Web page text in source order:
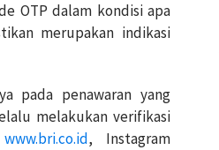
OTP dalam kondisi apa
merupakan indikasi
pada penawaran yang
melakukan verifikasi
www.bri.co.id, Instagram